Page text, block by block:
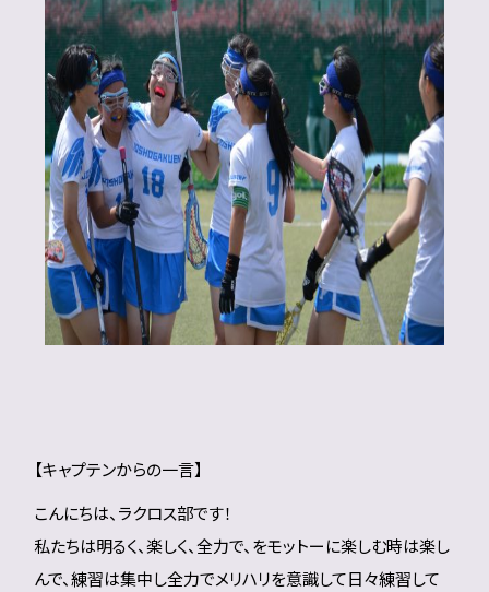
【キャプテンからの一言】
こんにちは、ラクロス部です！
私たちは明るく、楽しく、全力で、をモットーに楽しむ時は楽し
んで、練習は集中し全力でメリハリを意識して日々練習して